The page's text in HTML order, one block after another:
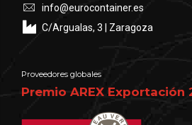
info@eurocontainer.es
C/Argualas, 3 | Zaragoza
Proveedores globales
Premio AREX Exportación